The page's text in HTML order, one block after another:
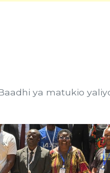
ya matukio